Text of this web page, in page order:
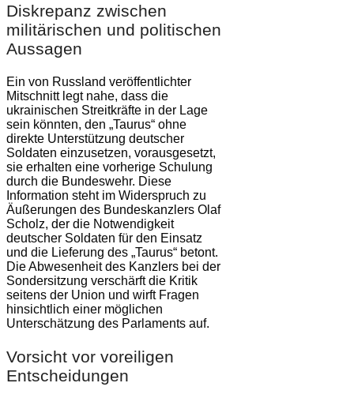
Diskrepanz zwischen
militärischen und politischen
Aussagen
Ein von Russland veröffentlichter
Mitschnitt legt nahe, dass die
ukrainischen Streitkräfte in der Lage
sein könnten, den „Taurus“ ohne
direkte Unterstützung deutscher
Soldaten einzusetzen, vorausgesetzt,
sie erhalten eine vorherige Schulung
durch die Bundeswehr. Diese
Information steht im Widerspruch zu
Äußerungen des Bundeskanzlers Olaf
Scholz, der die Notwendigkeit
deutscher Soldaten für den Einsatz
und die Lieferung des „Taurus“ betont.
Die Abwesenheit des Kanzlers bei der
Sondersitzung verschärft die Kritik
seitens der Union und wirft Fragen
hinsichtlich einer möglichen
Unterschätzung des Parlaments auf.
Vorsicht vor voreiligen
Entscheidungen